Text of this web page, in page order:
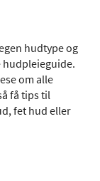
hudtype og
hudpleieguide.
om alle
få tips til
fet hud eller